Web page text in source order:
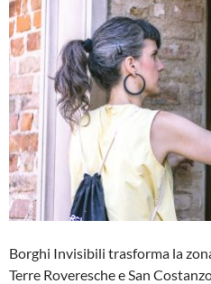
Borghi Invisibili trasforma la
Terre Roveresche e San